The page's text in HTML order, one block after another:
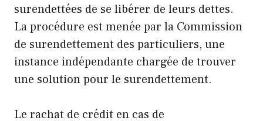
surendettées de se libérer de leurs dettes.
La procédure est menée par la Commission
de surendettement des particuliers, une
instance indépendante chargée de trouver
une solution pour le surendettement.
Le rachat de crédit en cas de